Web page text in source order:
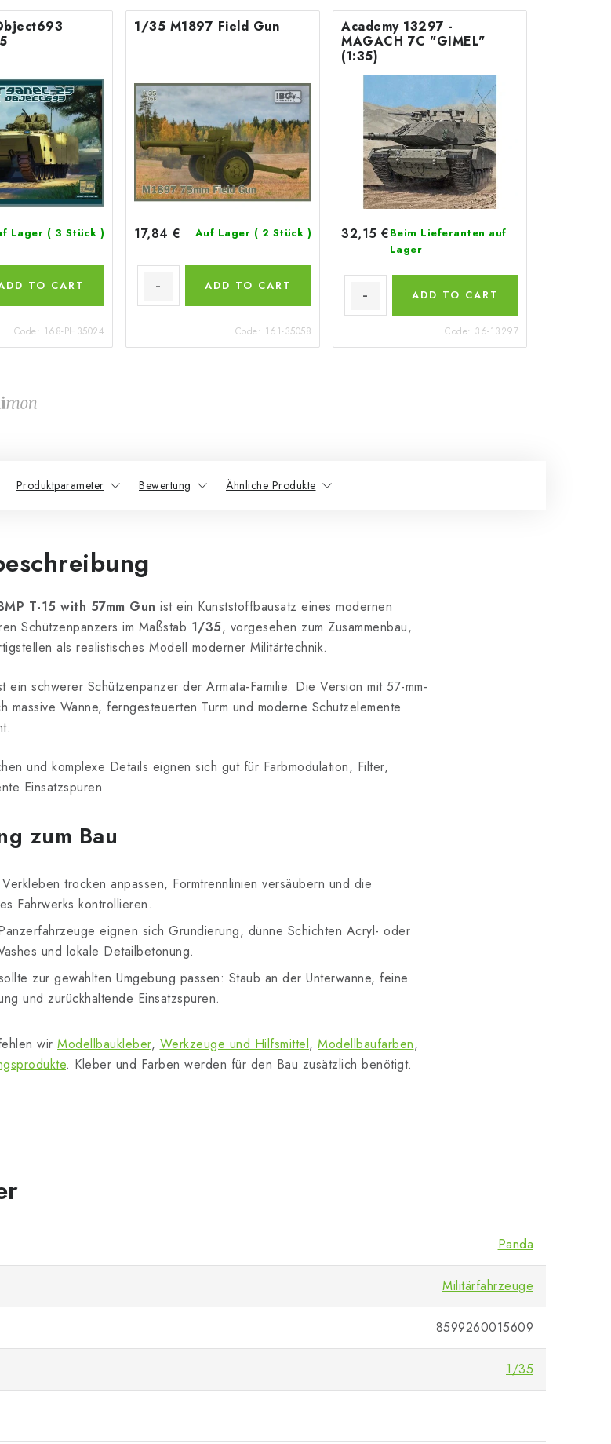
Lager ( 3 Stück )
TO CART
Code: 168-PH35024
1/35 M1897 Field Gun
17,84 € Auf Lager ( 2 Stück )
ADD TO CART
Code: 161-35058
Academy 13297 -
MAGACH 7C "GIMEL"
(1:35)
32,15 €Beim Lieferanten auf
Lager
ADD TO CART
Code: 36-13297
Produktparameter Bewertung Ähnliche Produkte
T-15 with 57mm Gun ist ein Kunststoffbausatz eines modernen
Schützenpanzers im Maßstab 1/35, vorgesehen zum Zusammenbau,
als realistisches Modell moderner Militärtechnik.
ein schwerer Schützenpanzer der Armata-Familie. Die Version mit 57-mm-
massive Wanne, ferngesteuerten Turm und moderne Schutzelemente
und komplexe Details eignen sich gut für Farbmodulation, Filter,
Einsatzspuren.
zum Bau
trocken anpassen, Formtrennlinien versäubern und die
Fahrwerks kontrollieren.
eignen sich Grundierung, dünne Schichten Acryl- oder
und lokale Detailbetonung.
zur gewählten Umgebung passen: Staub an der Unterwanne, feine
und zurückhaltende Einsatzspuren.
wir Modellbaukleber, Werkzeuge und Hilfsmittel, Modellbaufarben,
. Kleber und Farben werden für den Bau zusätzlich benötigt.
Panda
Militärfahrzeuge
8599260015609
1/35